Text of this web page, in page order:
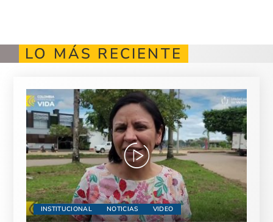
LO MÁS RECIENTE
INSTITUCIONAL NOTICIAS VIDEO